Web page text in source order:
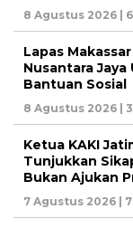
8 Agustus 2026 |
Lapas
Nusantara Jaya
Bantuan Sosial
8 Agustus 2026 |
Ketua KAKI
Tunjukkan
Bukan Ajukan
7 Agustus 2026 |